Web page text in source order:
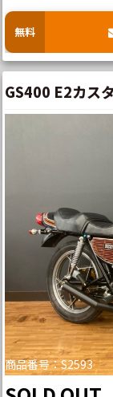
無料
GS400 E2カス
商品番号：S2593